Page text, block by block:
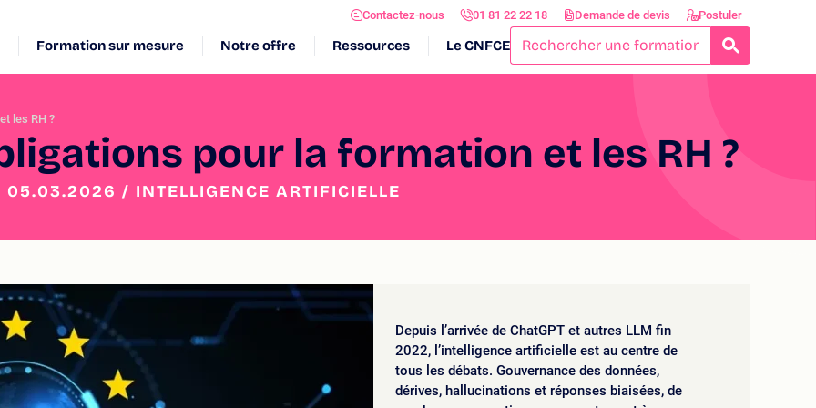
Contactez-nous 01 81 22 22 18 Demande de devis Postuler
Formation sur mesure Notre offre Ressources Le CNFCE
les RH ?
pour la formation et les RH ?
05.03.2026 / INTELLIGENCE ARTIFICIELLE
Depuis l’arrivée de ChatGPT et autres LLM fin
2022, l’intelligence artificielle est au centre de
tous les débats. Gouvernance des données,
dérives, hallucinations et réponses biaisées, de